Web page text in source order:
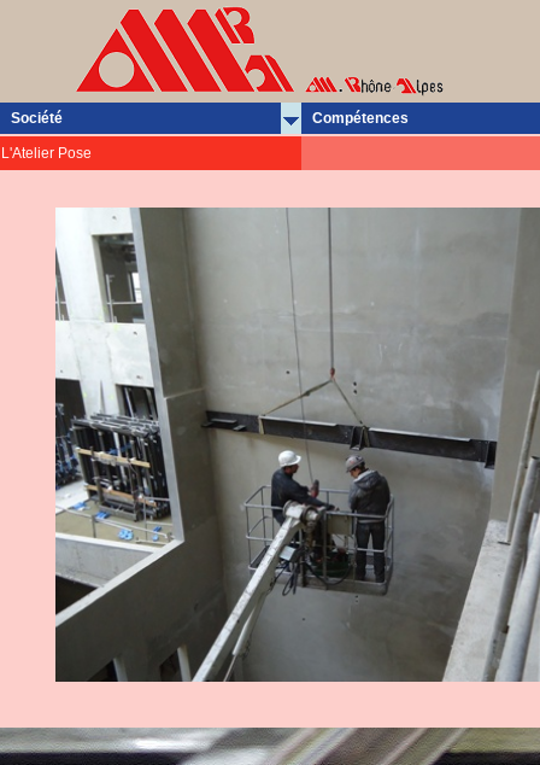
Société Compétences
L'Atelier Pose